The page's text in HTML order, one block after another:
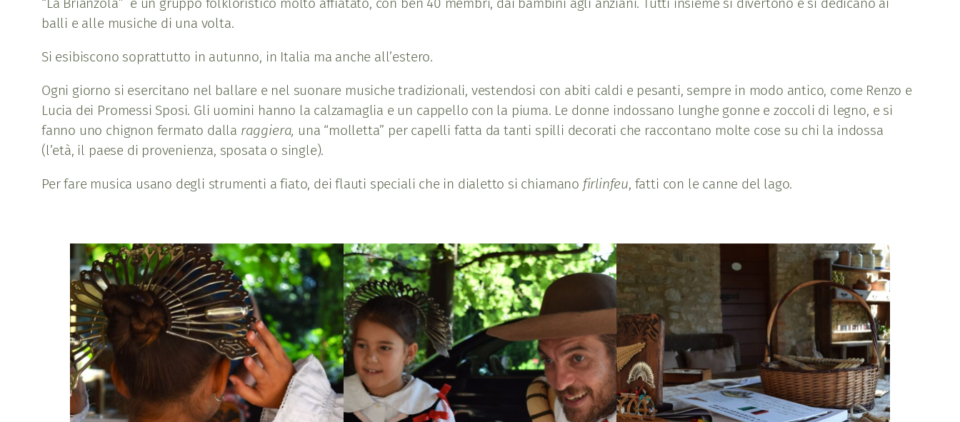
balli e alle musiche di una volta.
Si esibiscono soprattutto in autunno, in Italia ma anche all’estero.
Ogni giorno si esercitano nel ballare e nel suonare musiche tradizionali, vestendosi con abiti caldi e pesanti, sempre in modo antico, come Renzo e
Lucia dei Promessi Sposi. Gli uomini hanno la calzamaglia e un cappello con la piuma. Le donne indossano lunghe gonne e zoccoli di legno, e si
fanno uno chignon fermato dalla raggiera, una “molletta” per capelli fatta da tanti spilli decorati che raccontano molte cose su chi la indossa
(l’età, il paese di provenienza, sposata o single).
Per fare musica usano degli strumenti a fiato, dei flauti speciali che in dialetto si chiamano firlinfeu, fatti con le canne del lago.